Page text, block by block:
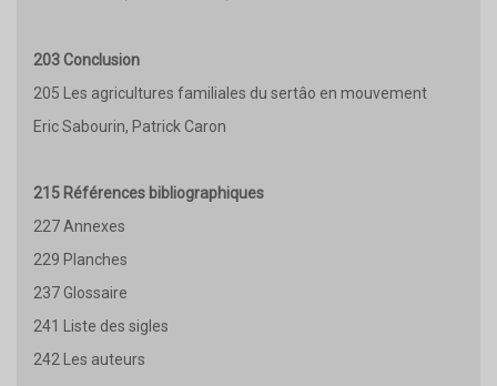
203 Conclusion
205 Les agricultures familiales du sertâo en mouvement
Eric Sabourin, Patrick Caron
215 Références bibliographiques
227 Annexes
229 Planches
237 Glossaire
241 Liste des sigles
242 Les auteurs